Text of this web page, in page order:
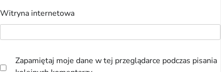
Witryna internetowa
Zapamiętaj moje dane w tej przeglądarce podczas pisania